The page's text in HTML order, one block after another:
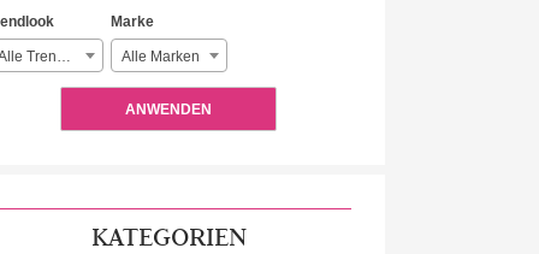
Alle Trendlooks
Marke
Alle Marken
ANWENDEN
KATEGORIEN